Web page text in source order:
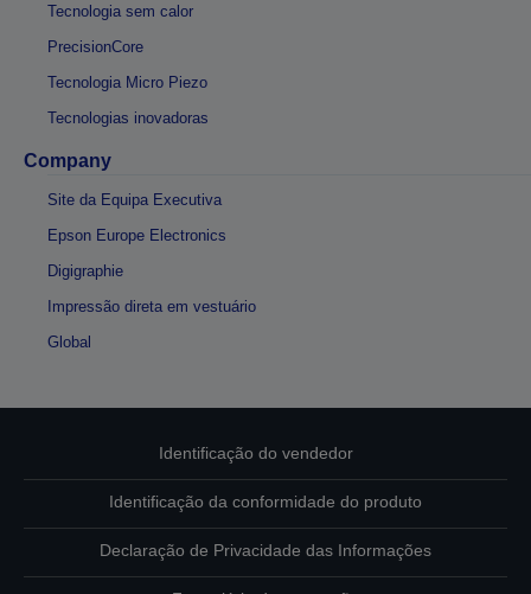
Tecnologia sem calor
PrecisionCore
Tecnologia Micro Piezo
Tecnologias inovadoras
Company
Site da Equipa Executiva
Epson Europe Electronics
Digigraphie
Impressão direta em vestuário
Global
Identificação do vendedor
Identificação da conformidade do produto
Declaração de Privacidade das Informações